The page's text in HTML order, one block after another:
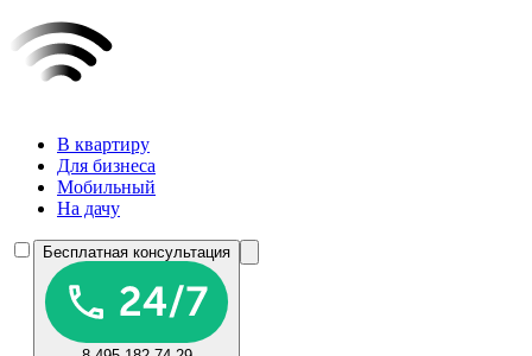
В квартиру
Для бизнеса
Мобильный
На дачу
Бесплатная консультация